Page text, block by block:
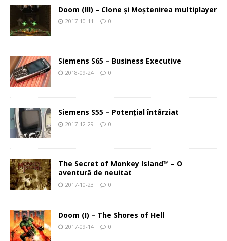
Doom (III) – Clone şi Moştenirea multiplayer
2017-10-11 0
Siemens S65 – Business Executive
2018-09-24 0
Siemens S55 – Potenţial întârziat
2017-12-29 0
The Secret of Monkey Island™ – O
aventură de neuitat
2017-10-23 0
Doom (I) – The Shores of Hell
2017-09-14 0